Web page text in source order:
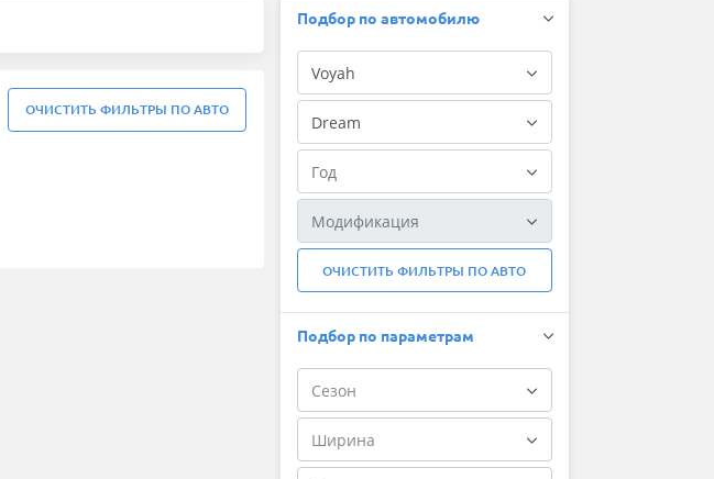
ОЧИСТИТЬ ФИЛЬТРЫ ПО АВТО
Подбор по автомобилю
ОЧИСТИТЬ ФИЛЬТРЫ ПО АВТО
Подбор по параметрам